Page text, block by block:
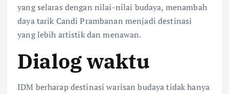
yang selaras dengan nilai-nilai budaya, menambah
daya tarik Candi Prambanan menjadi destinasi
yang lebih artistik dan menawan.
Dialog waktu
IDM berharap destinasi warisan budaya tidak hanya